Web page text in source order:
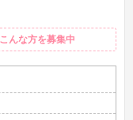
こんな方を募集中